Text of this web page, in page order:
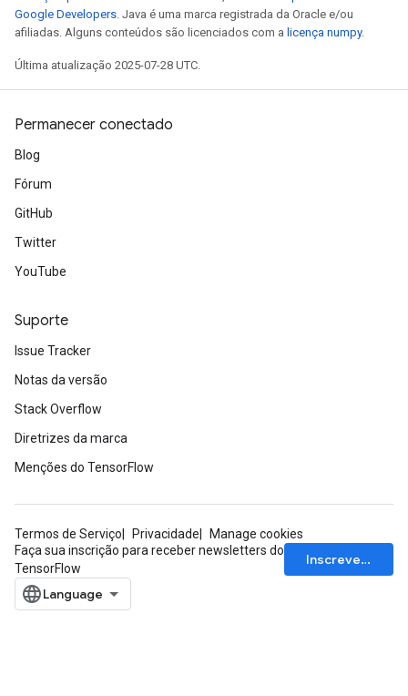
Google Developers. Java é uma marca registrada da Oracle e/ou
afiliadas. Alguns conteúdos são licenciados com a licença numpy.
Última atualização 2025-07-28 UTC.
Permanecer conectado
Blog
Fórum
GitHub
Twitter
YouTube
Suporte
Issue Tracker
Notas da versão
Stack Overflow
Diretrizes da marca
Menções do TensorFlow
Termos de Serviço Privacidade
Manage cookies
Faça sua inscrição para receber newsletters do
TensorFlow
Inscrever-se